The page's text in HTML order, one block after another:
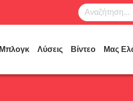
Μπλογκ Λύσεις Βίντεο